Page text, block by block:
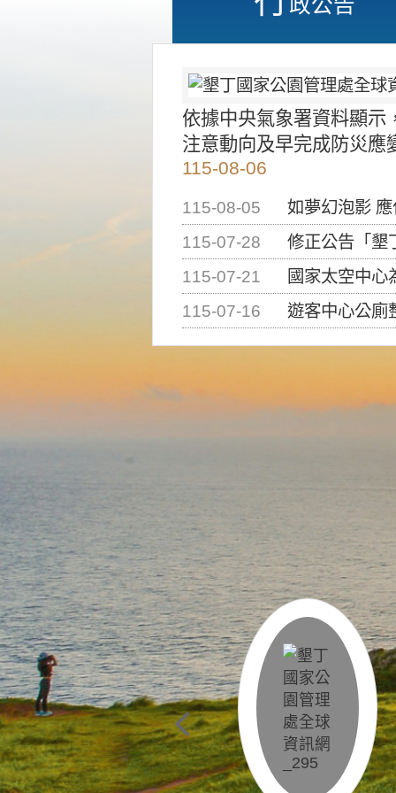
依據中央氣象署資料顯示
注意動向及早完成防災應
115-08-06
115-08-05
如夢幻泡影
115-07-28
修正公告「墾丁國家公
115-07-21
國家太空中心為辦理
115-07-16
遊客中心公廁